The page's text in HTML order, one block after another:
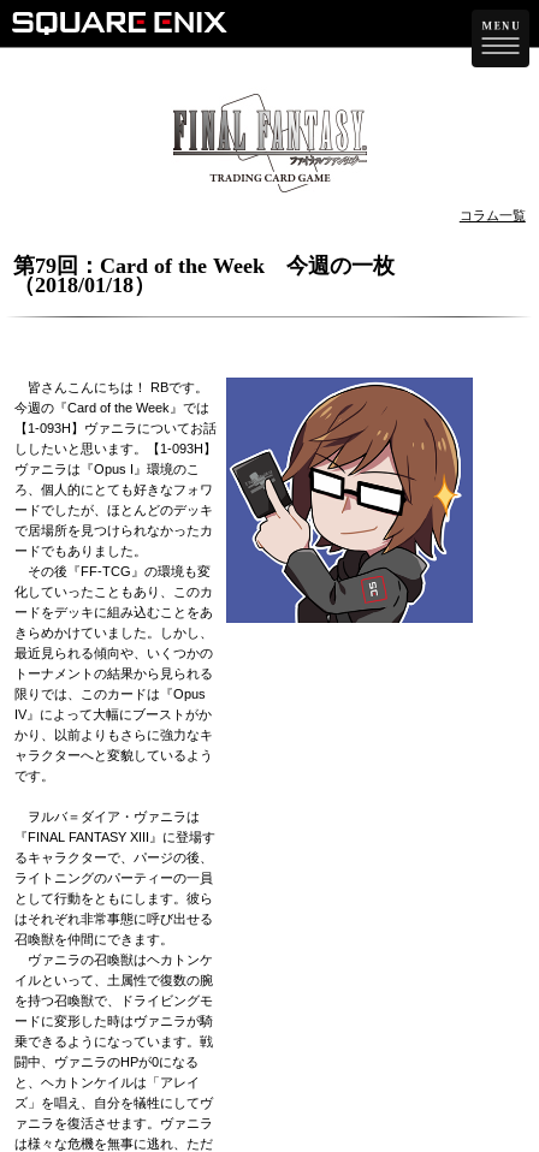
コラム一覧
第79回：Card of the Week 今週の一枚
（2018/01/18）
皆さんこんにちは！ RBです。
今週の『Card of the Week』では
【1-093H】ヴァニラについてお話
ししたいと思います。【1-093H】
ヴァニラは『Opus I』環境のこ
ろ、個人的にとても好きなフォワ
ードでしたが、ほとんどのデッキ
で居場所を見つけられなかったカ
ードでもありました。
その後『FF-TCG』の環境も変
化していったこともあり、このカ
ードをデッキに組み込むことをあ
きらめかけていました。しかし、
最近見られる傾向や、いくつかの
トーナメントの結果から見られる
限りでは、このカードは『Opus
IV』によって大幅にブーストがか
かり、以前よりもさらに強力なキ
ャラクターへと変貌しているよう
です。
ヲルバ＝ダイア・ヴァニラは
『FINAL FANTASY XIII』に登場す
るキャラクターで、パージの後、
ライトニングのパーティーの一員
として行動をともにします。彼ら
はそれぞれ非常事態に呼び出せる
召喚獣を仲間にできます。
ヴァニラの召喚獣はヘカトンケ
イルといって、土属性で復数の腕
を持つ召喚獣で、ドライビングモ
ードに変形した時はヴァニラが騎
乗できるようになっています。戦
闘中、ヴァニラのHPが0になる
と、ヘカトンケイルは「アレイ
ズ」を唱え、自分を犠牲にしてヴ
ァニラを復活させます。ヴァニラ
は様々な危機を無事に逃れ、ただ